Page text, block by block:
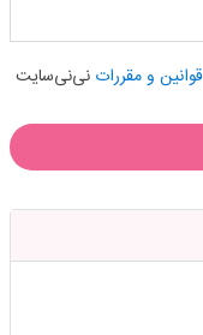
قوانین و مقرراتنی‌نی‌سایت